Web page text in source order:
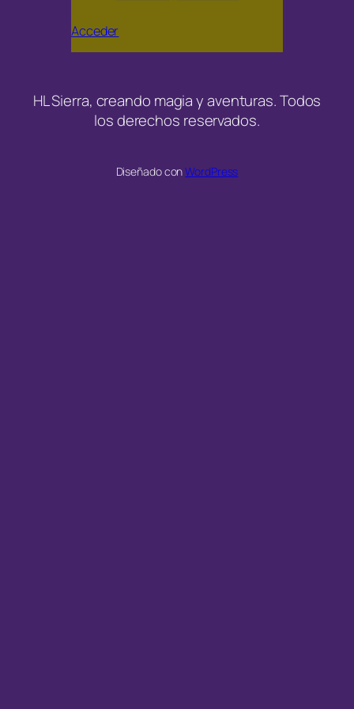
Acceder
HL Sierra, creando magia y aventuras. Todos
los derechos reservados.
Diseñado conWordPress